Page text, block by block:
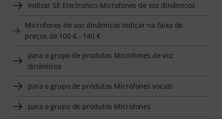
Indicar SE Electronics Microfones de voz dinâmicos
Microfones de voz dinâmicos Indicar na faixa de
preços de 100 € - 140 €
para o grupo de produtos Microfones de voz
dinâmicos
para o grupo de produtos Microfones vocais
para o grupo de produtos Microfones